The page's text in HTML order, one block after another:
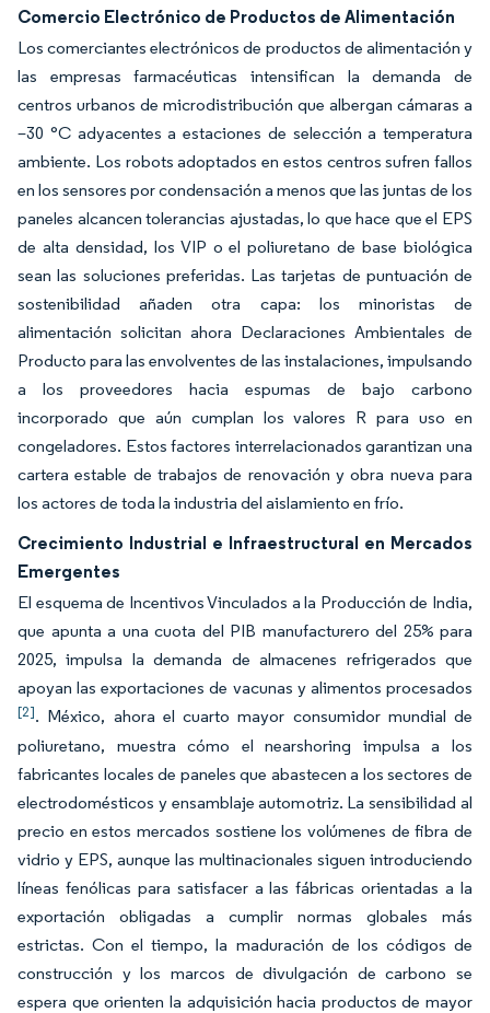
Comercio Electrónico de Productos de Alimentación
Los comerciantes electrónicos de productos de alimentación y
las empresas farmacéuticas intensifican la demanda de
centros urbanos de microdistribución que albergan cámaras a
–30 °C adyacentes a estaciones de selección a temperatura
ambiente. Los robots adoptados en estos centros sufren fallos
en los sensores por condensación a menos que las juntas de los
paneles alcancen tolerancias ajustadas, lo que hace que el EPS
de alta densidad, los VIP o el poliuretano de base biológica
sean las soluciones preferidas. Las tarjetas de puntuación de
sostenibilidad añaden otra capa: los minoristas de
alimentación solicitan ahora Declaraciones Ambientales de
Producto para las envolventes de las instalaciones, impulsando
a los proveedores hacia espumas de bajo carbono
incorporado que aún cumplan los valores R para uso en
congeladores. Estos factores interrelacionados garantizan una
cartera estable de trabajos de renovación y obra nueva para
los actores de toda la industria del aislamiento en frío.
Crecimiento Industrial e Infraestructural en Mercados
Emergentes
El esquema de Incentivos Vinculados a la Producción de India,
que apunta a una cuota del PIB manufacturero del 25% para
2025, impulsa la demanda de almacenes refrigerados que
apoyan las exportaciones de vacunas y alimentos procesados
[2]. México, ahora el cuarto mayor consumidor mundial de
poliuretano, muestra cómo el nearshoring impulsa a los
fabricantes locales de paneles que abastecen a los sectores de
electrodomésticos y ensamblaje automotriz. La sensibilidad al
precio en estos mercados sostiene los volúmenes de fibra de
vidrio y EPS, aunque las multinacionales siguen introduciendo
líneas fenólicas para satisfacer a las fábricas orientadas a la
exportación obligadas a cumplir normas globales más
estrictas. Con el tiempo, la maduración de los códigos de
construcción y los marcos de divulgación de carbono se
espera que orienten la adquisición hacia productos de mayor